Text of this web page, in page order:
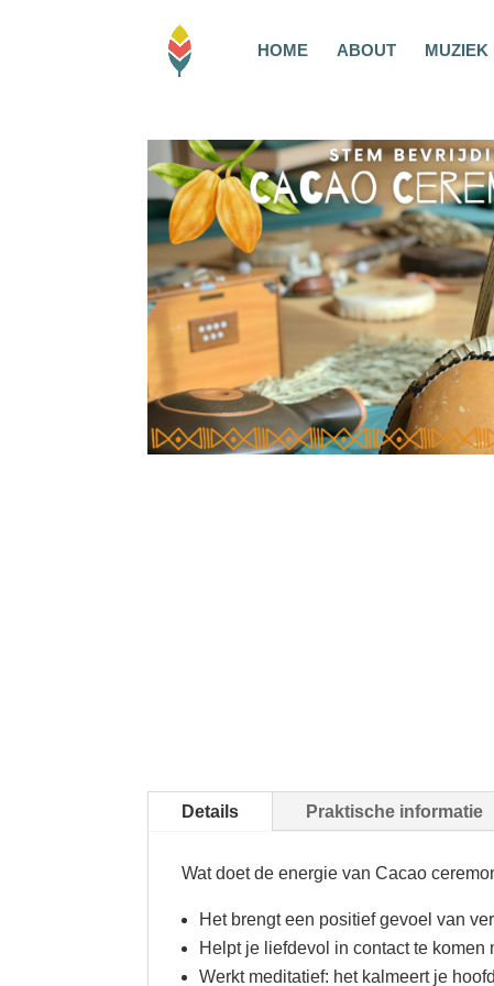
HOME ABOUT MUZIEK
Details Praktische informatie
Wat doet de energie van Cacao
Het brengt een positief gevoel van
Helpt je liefdevol in contact te komen
Werkt meditatief: het kalmeert je